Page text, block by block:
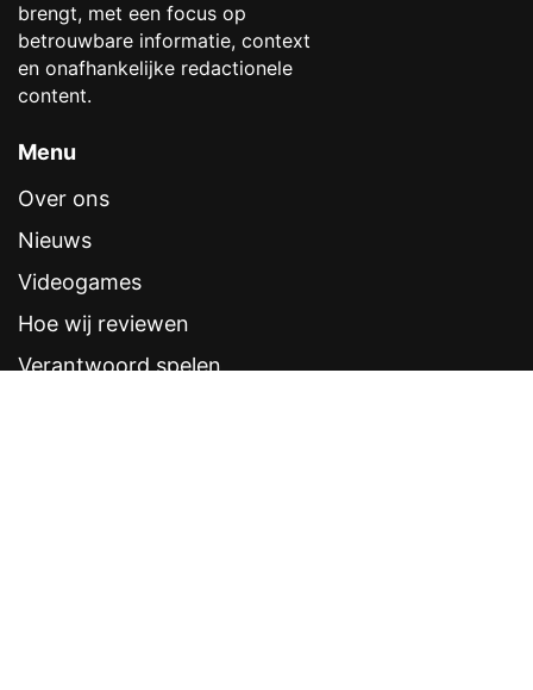
brengt, met een focus op
betrouwbare informatie, context
en onafhankelijke redactionele
content.
Menu
Over ons
Nieuws
Videogames
Hoe wij reviewen
Verantwoord spelen